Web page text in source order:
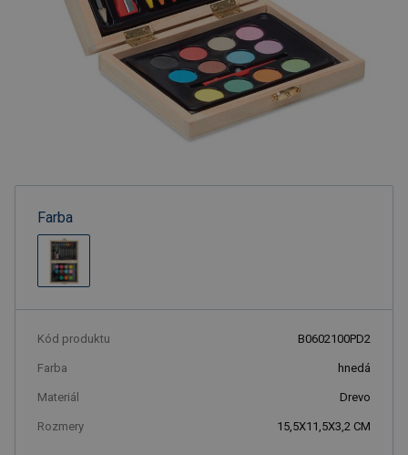
Farba
Kód produktu B0602100PD2
Farba hnedá
Materiál Drevo
Rozmery 15,5X11,5X3,2 CM